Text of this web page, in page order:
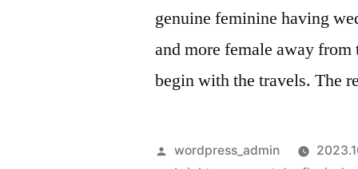
genuine feminine having
and more female away
begin with the travels. The
Szerző:
wordpress_admin